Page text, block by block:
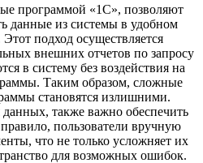
программой «1С», позволяют
данные из системы в удобном
подход осуществляется
внешних отчетов по запросу
в систему без воздействия на
Таким образом, сложные
становятся излишними.
также важно обеспечить
пользователи вручную
что не только усложняет их
для возможных ошибок.